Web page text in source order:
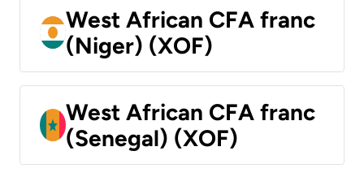
West African CFA franc
(Niger) (XOF)
West African CFA franc
(Senegal) (XOF)